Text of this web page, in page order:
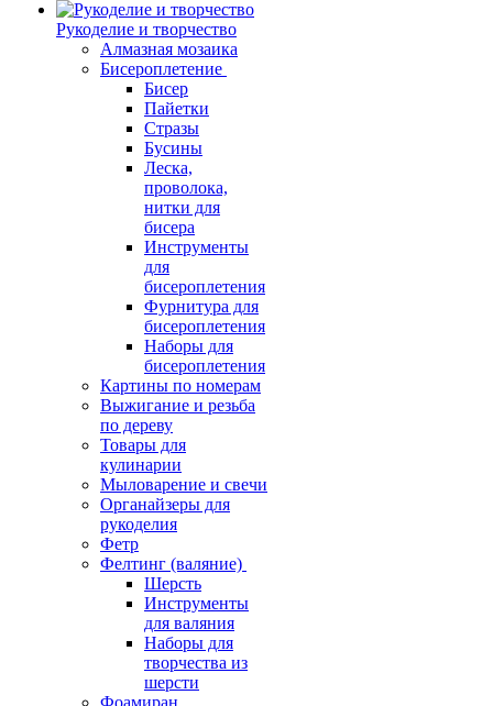
Рукоделие и творчество
Алмазная мозаика
Бисероплетение
Бисер
Пайетки
Стразы
Бусины
Леска,
проволока,
нитки для
бисера
Инструменты
для
бисероплетения
Фурнитура для
бисероплетения
Наборы для
бисероплетения
Картины по номерам
Выжигание и резьба
по дереву
Товары для
кулинарии
Мыловарение и свечи
Органайзеры для
рукоделия
Фетр
Фелтинг (валяние)
Шерсть
Инструменты
для валяния
Наборы для
творчества из
шерсти
Фоамиран